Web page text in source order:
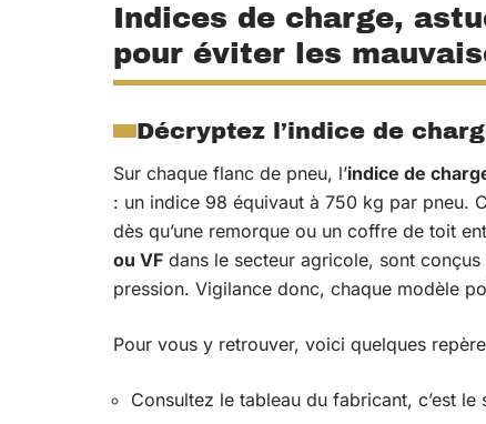
Indices de charge,
pour éviter les
Décryptez l’indice de
Sur chaque flanc de pneu, l’indice de
: un indice 98 équivaut à 750 kg par pneu.
dès qu’une remorque ou un coffre de toit
ou VF dans le secteur agricole, sont
pression. Vigilance donc, chaque modèle
Pour vous y retrouver, voici quelques
Consultez le tableau du fabricant, c’est